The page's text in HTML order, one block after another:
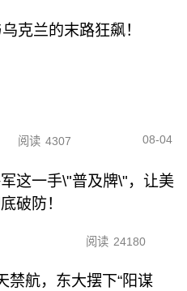
克兰的末路狂飙！
阅读 4307 08-04
这一手\"普及牌\"，让美
破防！
阅读 24180
禁航，东大摆下“阳谋